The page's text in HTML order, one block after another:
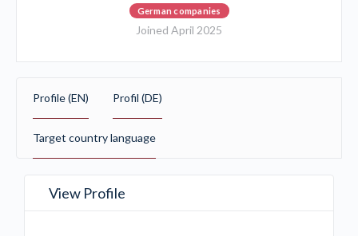
German companies
Joined April 2025
Profile (EN) Profil (DE)
Target country language
View Profile